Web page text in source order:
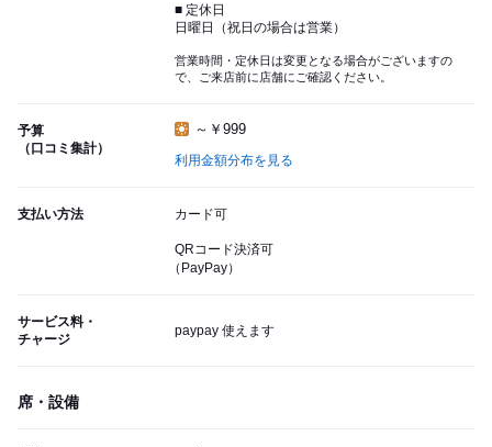
■ 定休日
日曜日（祝日の場合は営業）
営業時間・定休日は変更となる場合がございますの
で、ご来店前に店舗にご確認ください。
予算
（口コミ集計）
～￥999
利用金額分布を見る
支払い方法 カード可
QRコード決済可
（PayPay）
サービス料・
チャージ
paypay 使えます
席・設備